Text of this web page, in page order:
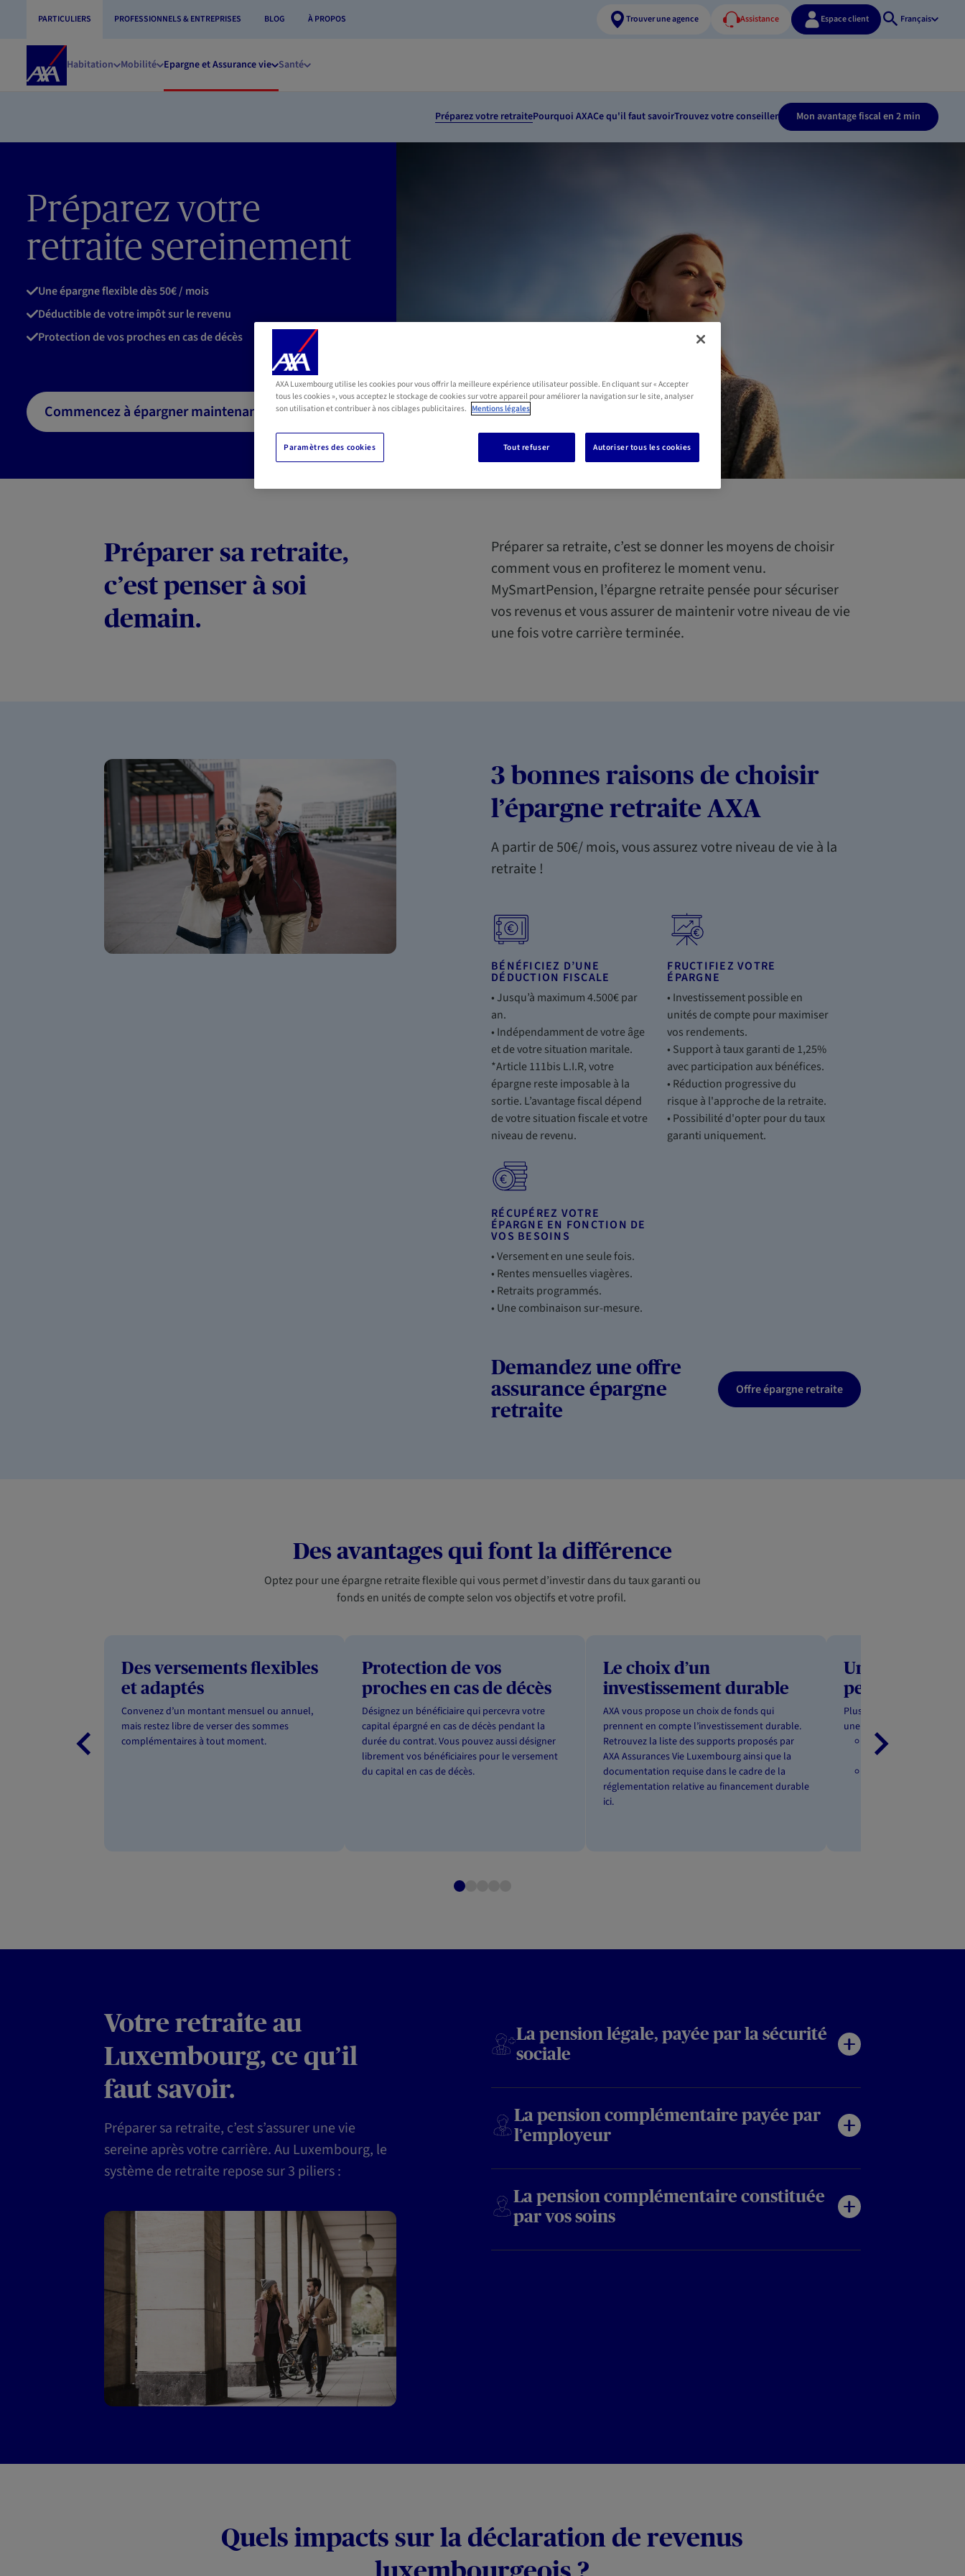
PARTICULIERS PROFESSIONNELS & ENTREPRISES BLOG À PROPOS Trouver une agence Assistance Espace client
OuvrirFrançais
Accueil
AXA
Habitation Mobilité Epargne et Assurance vie Santé
Préparez votre retraitePourquoi AXACe qu'il faut savoirTrouvez votre conseiller Mon avantage fiscal en 2 min
Préparez votre
retraite sereinement
Une épargne flexible dès 50€ / mois
Déductible de votre impôt sur le revenu
Protection de vos proches en cas de décès
Commencez à épargner maintenant
Préparer sa retraite,
c’est penser à soi
demain.
Préparer sa retraite, c’est se donner les moyens de choisir
comment vous en profiterez le moment venu.
MySmartPension, l’épargne retraite pensée pour sécuriser
vos revenus et vous assurer de maintenir votre niveau de vie
une fois votre carrière terminée.
3 bonnes raisons de choisir
l’épargne retraite AXA
A partir de 50€/ mois, vous assurez votre niveau de vie à la
retraite !
BÉNÉFICIEZ D’UNE
DÉDUCTION FISCALE
• Jusqu’à maximum 4.500€ par
an.
• Indépendamment de votre âge
et de votre situation maritale.
*Article 111bis L.I.R, votre
épargne reste imposable à la
sortie. L’avantage fiscal dépend
de votre situation fiscale et votre
niveau de revenu.
FRUCTIFIEZ VOTRE
ÉPARGNE
• Investissement possible en
unités de compte pour maximiser
vos rendements.
• Support à taux garanti de 1,25%
avec participation aux bénéfices.
• Réduction progressive du
risque à l'approche de la retraite.
• Possibilité d'opter pour du taux
garanti uniquement.
RÉCUPÉREZ VOTRE
ÉPARGNE EN FONCTION DE
VOS BESOINS
• Versement en une seule fois.
• Rentes mensuelles viagères.
• Retraits programmés.
• Une combinaison sur-mesure.
Demandez une offre
assurance épargne
retraite
Offre épargne retraite
Des avantages qui font la différence
Optez pour une épargne retraite flexible qui vous permet d’investir dans du taux garanti ou
fonds en unités de compte selon vos objectifs et votre profil.
Des versements flexibles
et adaptés
Convenez d’un montant mensuel ou annuel,
mais restez libre de verser des sommes
complémentaires à tout moment.
Protection de vos
proches en cas de décès
Désignez un bénéficiaire qui percevra votre
capital épargné en cas de décès pendant la
durée du contrat. Vous pouvez aussi désigner
librement vos bénéficiaires pour le versement
du capital en cas de décès.
Le choix d’un
investissement durable
AXA vous propose un choix de fonds qui
prennent en compte l’investissement durable.
Retrouvez la liste des supports proposés par
AXA Assurances Vie Luxembourg ainsi que la
documentation requise dans le cadre de la
réglementation relative au financement durable
ici.
Une solution
personnalisée
Plus qu’un
une gestion complète par
Des professionnels
investissements.
Votre retraite au
Luxembourg, ce qu’il
faut savoir.
Préparer sa retraite, c’est s’assurer une vie
sereine après votre carrière. Au Luxembourg, le
système de retraite repose sur 3 piliers :
La pension légale, payée par la sécurité
sociale
La pension complémentaire payée par
l’employeur
La pension complémentaire constituée
par vos soins
Quels impacts sur la déclaration de revenus
AXA Luxembourg utilise les cookies pour vous offrir la meilleure expérience utilisateur possible. En cliquant sur « Accepter
tous les cookies », vous acceptez le stockage de cookies sur votre appareil pour améliorer la navigation sur le site, analyser
son utilisation et contribuer à nos ciblages publicitaires. Mentions légales
Tout refuser Autoriser tous les cookies
Paramètres des cookies